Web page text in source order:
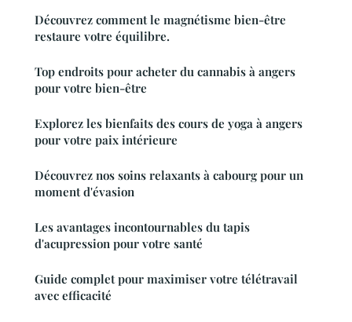
Découvrez comment le magnétisme bien-être
restaure votre équilibre.
Top endroits pour acheter du cannabis à angers
pour votre bien-être
Explorez les bienfaits des cours de yoga à angers
pour votre paix intérieure
Découvrez nos soins relaxants à cabourg pour un
moment d'évasion
Les avantages incontournables du tapis
d'acupression pour votre santé
Guide complet pour maximiser votre télétravail
avec efficacité